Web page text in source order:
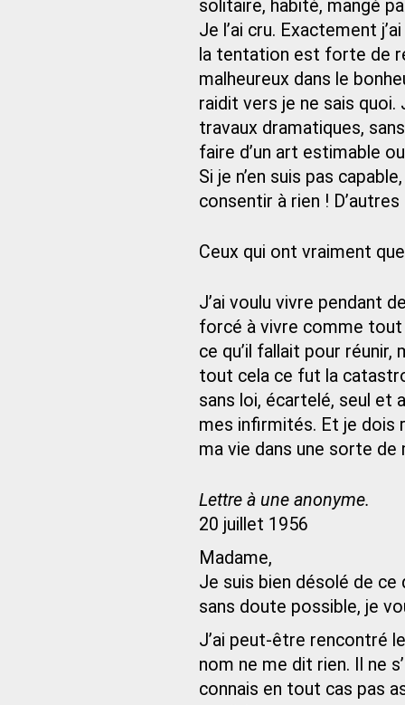
solitaire, habité, mangé
Je l’ai cru. Exactement
la tentation est forte de
malheureux dans le
raidit vers je ne sais quoi.
travaux dramatiques,
faire d’un art estimable
Si je n’en suis pas
consentir à rien !
Ceux qui ont vraiment
J’ai voulu vivre pendant
forcé à vivre comme tout
ce qu’il fallait pour
tout cela ce fut la
sans loi, écartelé, seul et
mes infirmités. Et je dois
ma vie dans une sorte de
Lettre à une anonyme.
20 juillet 1956
Madame,
Je suis bien désolé de ce
sans doute possible, je
J’ai peut-être rencontré
nom ne me dit rien. Il ne
connais en tout cas pas